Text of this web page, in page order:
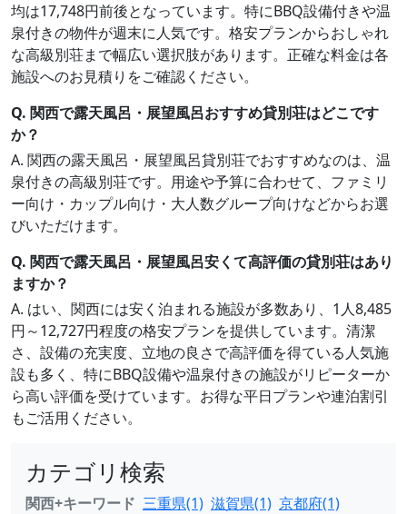
均は17,748円前後となっています。特にBBQ設備付きや温
泉付きの物件が週末に人気です。格安プランからおしゃれ
な高級別荘まで幅広い選択肢があります。正確な料金は各
施設へのお見積りをご確認ください。
Q. 関西で露天風呂・展望風呂おすすめ貸別荘はどこです
か？
A. 関西の露天風呂・展望風呂貸別荘でおすすめなのは、温
泉付きの高級別荘です。用途や予算に合わせて、ファミリ
ー向け・カップル向け・大人数グループ向けなどからお選
びいただけます。
Q. 関西で露天風呂・展望風呂安くて高評価の貸別荘はあり
ますか？
A. はい、関西には安く泊まれる施設が多数あり、1人8,485
円～12,727円程度の格安プランを提供しています。清潔
さ、設備の充実度、立地の良さで高評価を得ている人気施
設も多く、特にBBQ設備や温泉付きの施設がリピーターか
ら高い評価を受けています。お得な平日プランや連泊割引
もご活用ください。
カテゴリ検索
関西+キーワード 三重県(1) 滋賀県(1) 京都府(1)